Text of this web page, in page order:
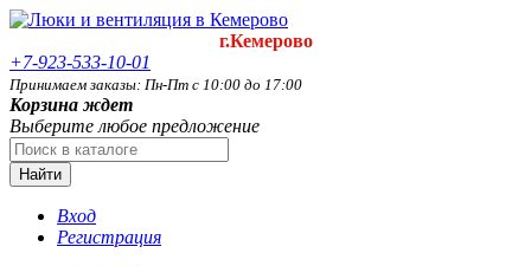
г.Кемерово
+7-923-533-10-01
Принимаем заказы: Пн-Пт с 10:00 до 17:00
Корзина ждет
Выберите любое предложение
Найти
Вход
Регистрация